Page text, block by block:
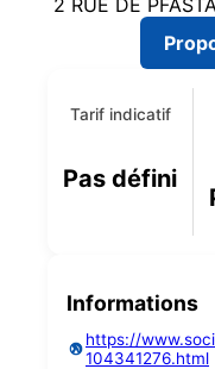
2 RUE DE
Tarif indicatif
Pas défini
Informations
https://
104341276.html